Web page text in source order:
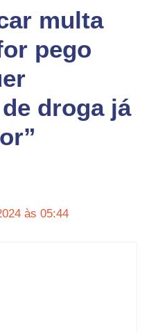
multa
pego
droga já
às 05:44